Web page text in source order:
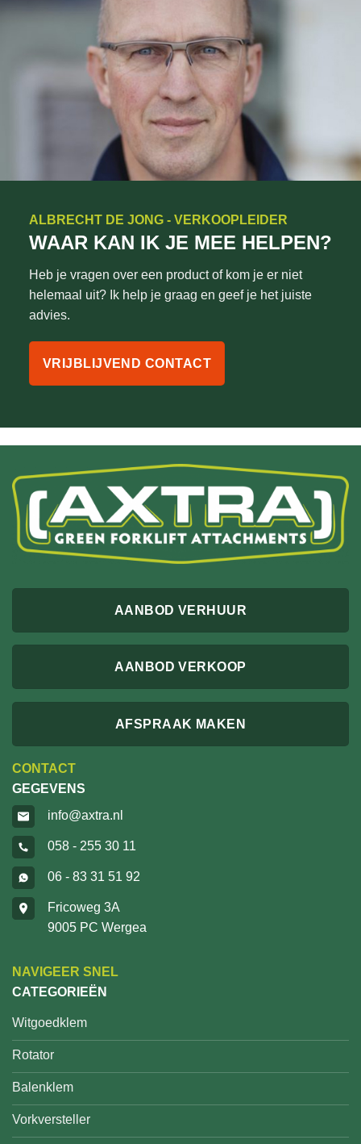
ALBRECHT DE JONG - VERKOOPLEIDER
WAAR KAN IK JE MEE HELPEN?
Heb je vragen over een product of kom je er niet
helemaal uit? Ik help je graag en geef je het juiste
advies.
VRIJBLIJVEND CONTACT
AANBOD VERHUUR
AANBOD VERKOOP
AFSPRAAK MAKEN
CONTACT
GEGEVENS
info@axtra.nl
058 - 255 30 11
06 - 83 31 51 92
Fricoweg 3A
9005 PC Wergea
NAVIGEER SNEL
CATEGORIEËN
Witgoedklem
Rotator
Balenklem
Vorkversteller